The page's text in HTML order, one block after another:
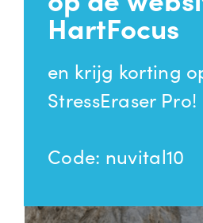
HartFocus
en krijg korting
StressEraser Pro!
Code: nuvital10